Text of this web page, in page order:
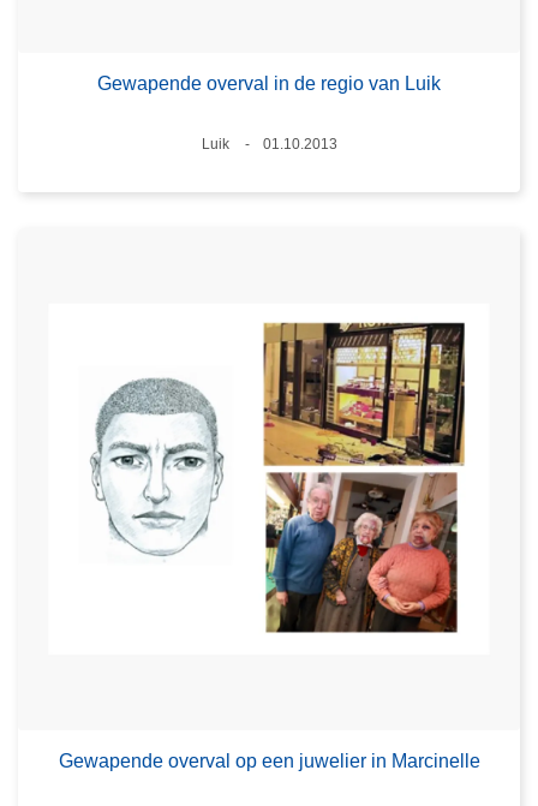
Gewapende overval in de regio van Luik
Plaats
Luik
01.10.2013
Gewapende overval op een juwelier in Marcinelle